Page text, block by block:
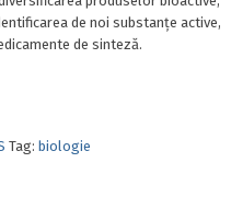
de noi substanțe active,
de sinteză.
Tag: biologie